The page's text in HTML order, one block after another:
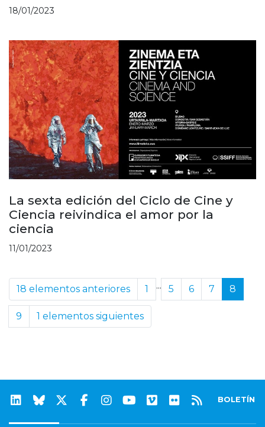
18/01/2023
La sexta edición del Ciclo de Cine y
Ciencia reivindica el amor por la
ciencia
11/01/2023
18 elementos anteriores 1 ... 5 6 7 8
9 1 elementos siguientes
BOLETÍN